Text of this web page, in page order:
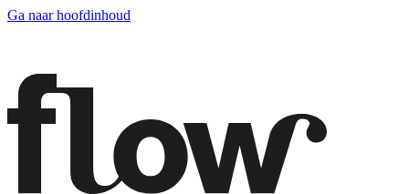
Ga naar hoofdinhoud